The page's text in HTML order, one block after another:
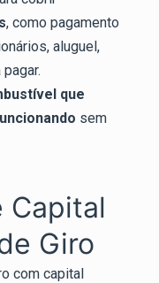
, como pagamento
aluguel,
que
sem
Capital
Giro
com capital